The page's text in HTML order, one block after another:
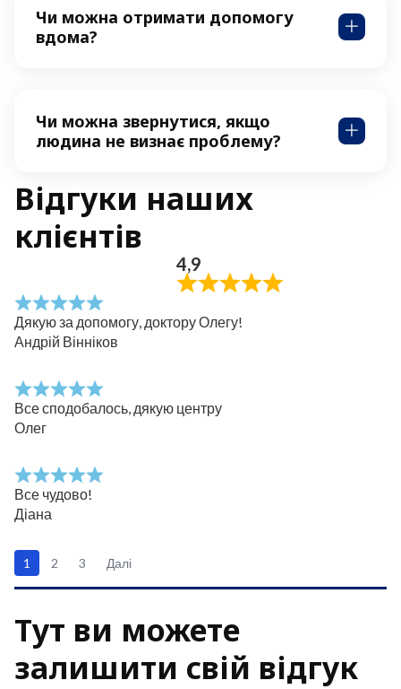
Чи можна отримати допомогу
вдома?
Чи можна звернутися, якщо
людина не визнає проблему?
Відгуки наших
клієнтів
4,9
Дякую за допомогу, доктору Олегу!
Андрій Вінніков
Все сподобалось, дякую центру
Олег
Все чудово!
Діана
1 2 3 Далі
Тут ви можете
залишити свій відгук